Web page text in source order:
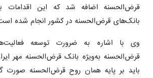
قرض‌الحسنه اضافه شد که این اقدامات
بانک‌های قرض‌الحسنه در کشور انجام شده
وی با اشاره به ضرورت توسعه
قرض‌الحسنه به‌ویژه بانک قرض‌الحسنه مهر
باید بر پایه همان روح قرض‌الحسنه صورت